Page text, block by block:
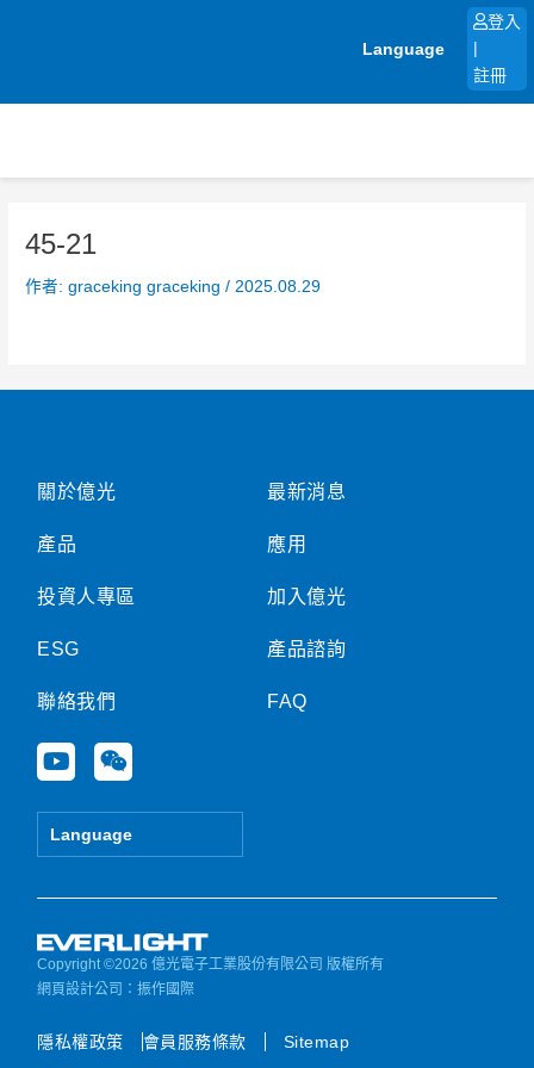
Language
登入
註冊
45-21
作者:graceking graceking/ 2025.08.29
關於億光
產品
投資人專區
ESG
聯絡我們
Y
o
u
e
W
e
i
Language
最新消息
應用
加入億光
產品諮詢
FAQ
Copyright ©2026 億光電子工業股份有限公司 版權所有
網頁設計公司 ：振作國際
隱私權政策 會員服務條款 Sitemap